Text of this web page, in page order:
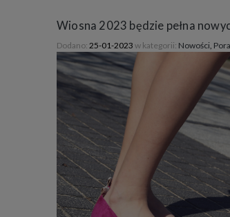
Wiosna 2023 będzie pełna
Dodano: 25-01-2023 w kategorii: Nowości,